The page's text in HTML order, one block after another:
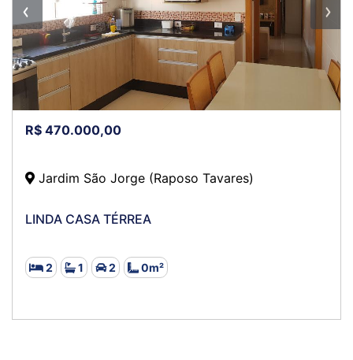
R$ 470.000,00
Jardim São Jorge (Raposo Tavares)
LINDA CASA TÉRREA
2 1 2 0m²